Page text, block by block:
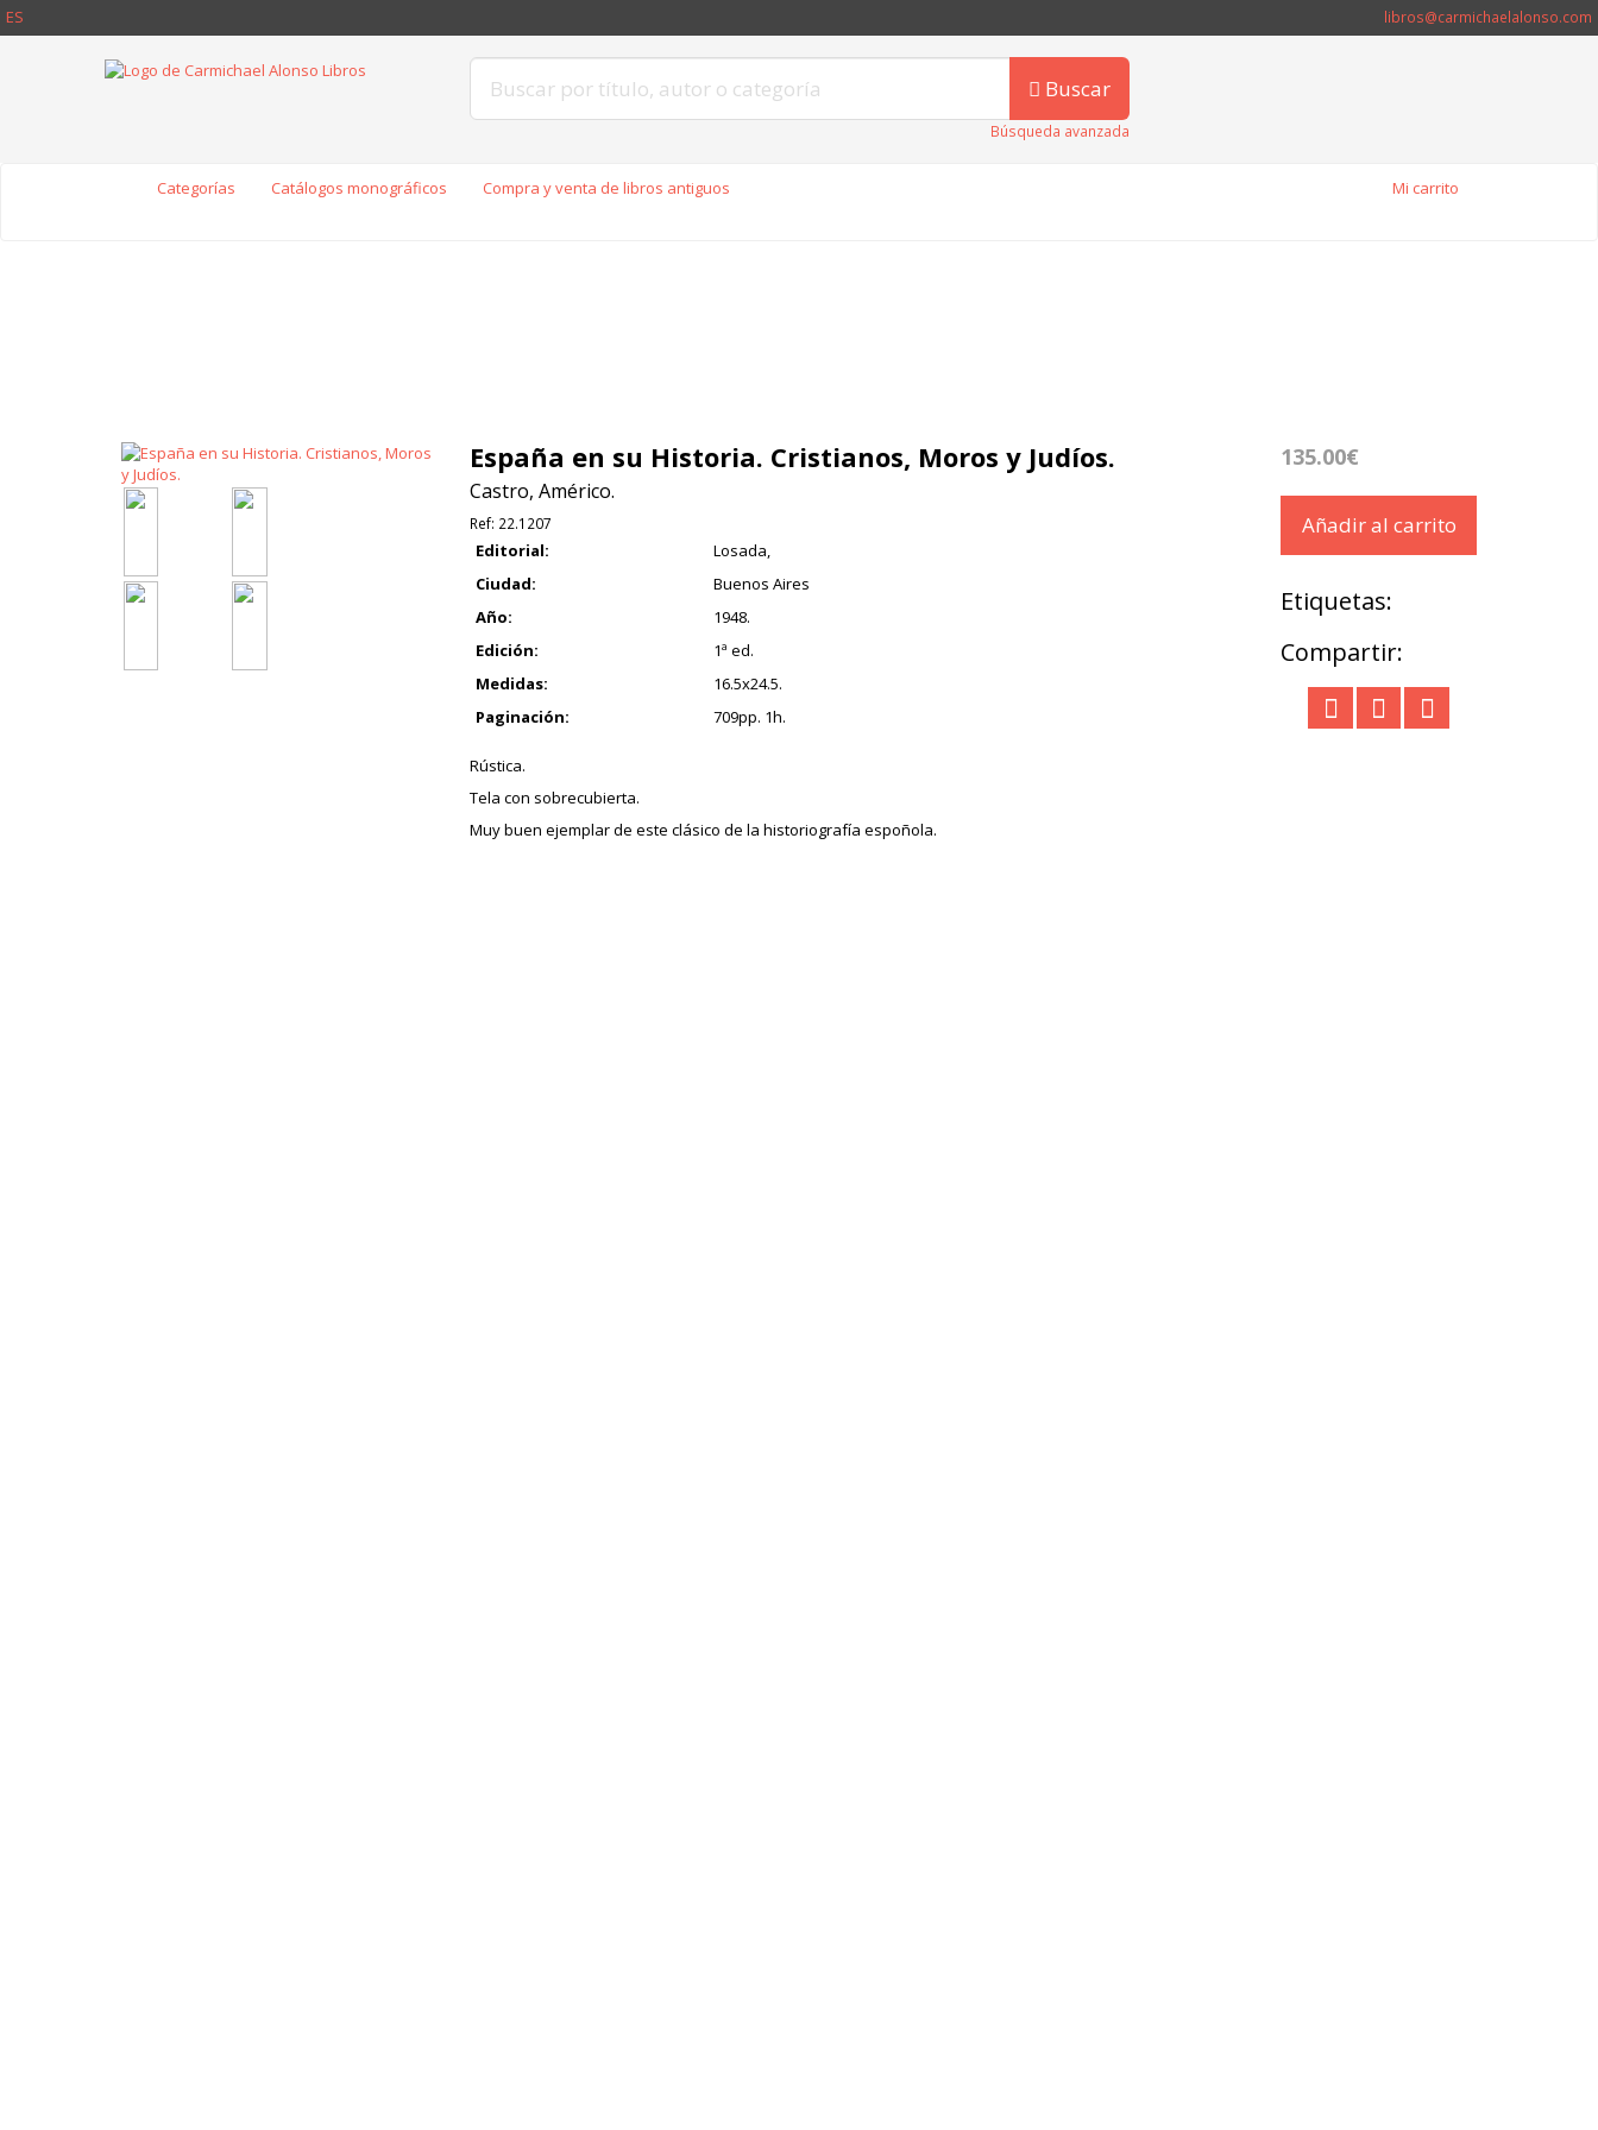
ES libros@carmichaelalonso.com
Buscar
Búsqueda avanzada
Categorías Catálogos monográficos Compra y venta de libros antiguos Mi carrito
España en su Historia. Cristianos, Moros y Judíos.
Castro, Américo.
Ref: 22.1207
Editorial:
Losada,
Ciudad:
Buenos Aires
Año:
1948.
Edición:
1ª ed.
Medidas:
16.5x24.5.
Paginación:
709pp. 1h.
Rústica.
Tela con sobrecubierta.
Muy buen ejemplar de este clásico de la historiografía espoñola.
135.00€
Añadir al carrito
Etiquetas:
Compartir: